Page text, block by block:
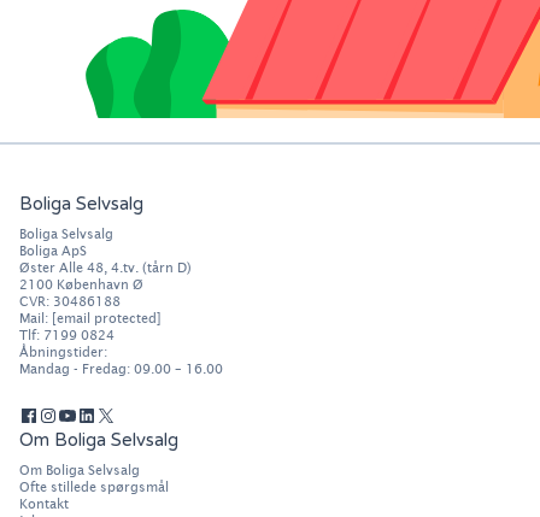
Boliga Selvsalg
Boliga Selvsalg
Boliga ApS
Øster Alle 48, 4.tv. (tårn D)
2100 København Ø
CVR: 30486188
Mail: [email protected]
Tlf: 7199 0824
Åbningstider:
Mandag - Fredag: 09.00 – 16.00
Om Boliga Selvsalg
Om Boliga Selvsalg
Ofte stillede spørgsmål
Kontakt